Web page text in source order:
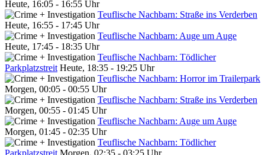
Heute, 16:05 - 16:55 Uhr
Teuflische Nachbarn: Straße ins Verderben
Heute, 16:55 - 17:45 Uhr
Teuflische Nachbarn: Auge um Auge
Heute, 17:45 - 18:35 Uhr
Teuflische Nachbarn: Tödlicher
Parkplatzstreit Heute, 18:35 - 19:25 Uhr
Teuflische Nachbarn: Horror im Trailerpark
Morgen, 00:05 - 00:55 Uhr
Teuflische Nachbarn: Straße ins Verderben
Morgen, 00:55 - 01:45 Uhr
Teuflische Nachbarn: Auge um Auge
Morgen, 01:45 - 02:35 Uhr
Teuflische Nachbarn: Tödlicher
Parkplatzstreit Morgen, 02:35 - 03:25 Uhr